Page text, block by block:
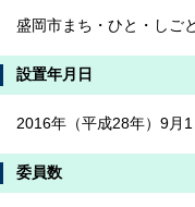
盛岡市まち・ひと・しご
設置年月日
2016年（平成28年）9月1
委員数